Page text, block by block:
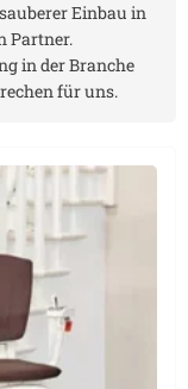
Einbau in
Partner.
in der Branche
für uns.